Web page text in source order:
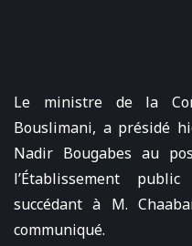
Le ministre de la
Bouslimani, a présidé
Nadir Bougabes au
l’Établissement
succédant à M.
communiqué.